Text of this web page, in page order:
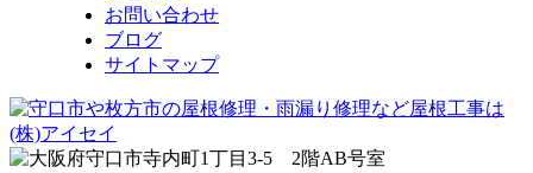
お問い合わせ
ブログ
サイトマップ